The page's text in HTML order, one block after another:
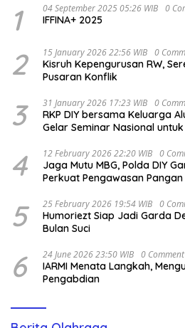
1 04 September 2025 05:26 WIB 0
IFFINA+ 2025
2 15 January 2026 22:56 WIB 0
Kisruh Kepengurusan RW,
Pusaran Konflik
3 31 January 2026 17:23 WIB 0
RKP DIY bersama Keluarga
Gelar Seminar Nasional
4 12 February 2026 22:20 WIB 0
Jaga Mutu MBG, Polda DIY
Perkuat Pengawasan Pangan
5 25 February 2026 19:54 WIB 0
Humoriezt Siap Jadi Garda
Bulan Suci
6 24 June 2026 23:50 WIB 0 Comment
IARMI Menata Langkah,
Pengabdian